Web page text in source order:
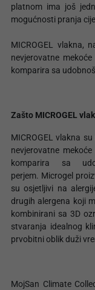
platnom ima još
mogućnosti pranja
MICROGEL vlakna,
nevjerovatne
komparira sa
Zašto MICROGEL
MICROGEL vlakna
nevjerovatne
komparira sa
perjem. Microgel
su osjetljivi na
drugih alergena koji
kombinirani sa 3D
stvaranja idealnog
prvobitni oblik duži
MojSan Climate